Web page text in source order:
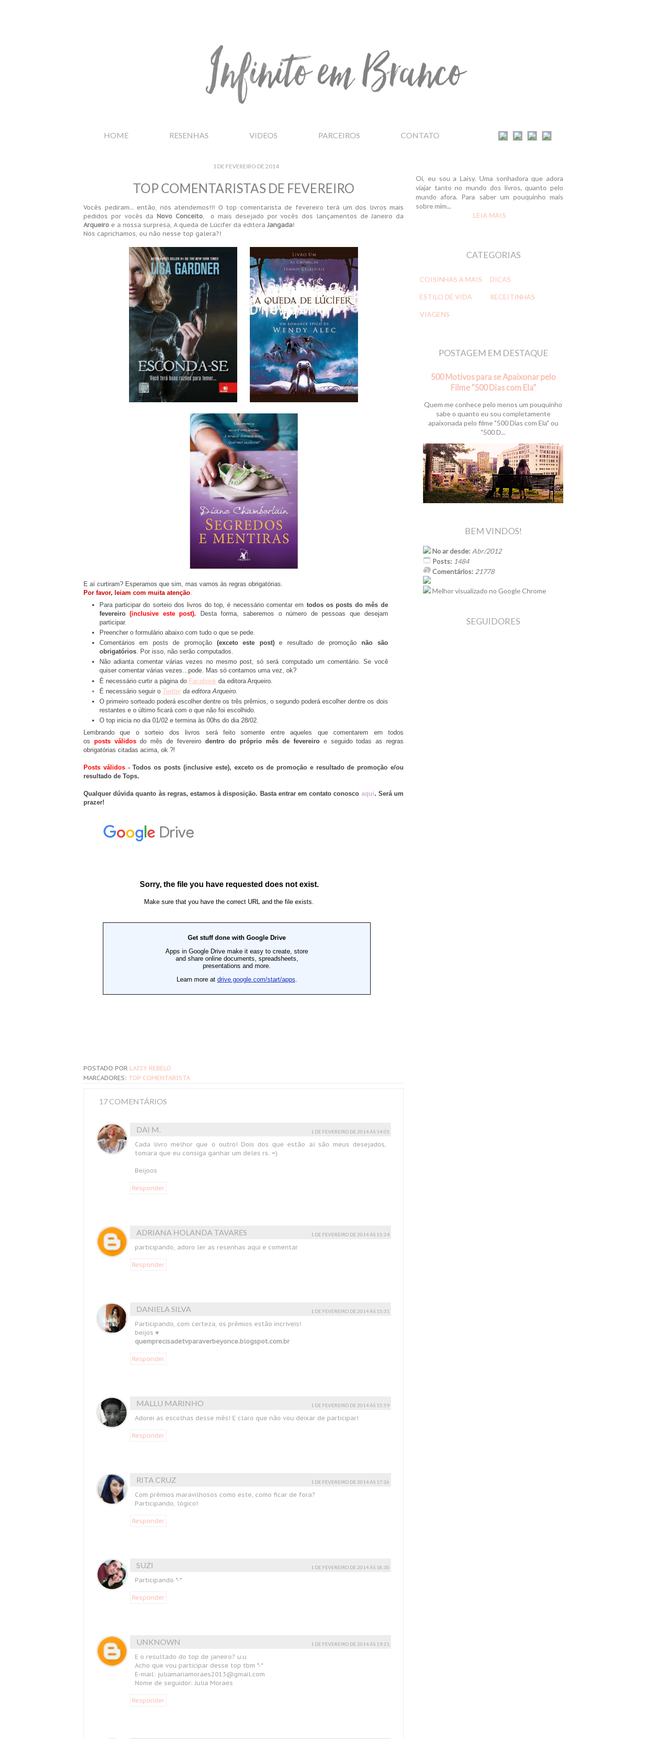
HOME RESENHAS VIDEOS PARCEIROS CONTATO
1 DE FEVEREIRO DE 2014
TOP COMENTARISTAS DE FEVEREIRO
Vocês pediram... então, nós atendemos!!! O top comentarista de fevereiro terá um dos livros mais
pedidos por vocês da Novo Conceito, o mais desejado por vocês dos lançamentos de Janeiro da
Arqueiro e a nossa surpresa, A queda de Lúcifer da editora Jangada!
Nós caprichamos, ou não nesse top galera?!
E aí curtiram? Esperamos que sim, mas vamos às regras obrigatórias.
Por favor, leiam com muita atenção.
Para participar do sorteio dos livros do top, é necessário comentar em todos os posts do mês de
fevereiro(inclusive este post). Desta forma, saberemos o número de pessoas que desejam
participar.
Preencher o formulário abaixo com tudo o que se pede.
Comentários em posts de promoção (exceto este post)e resultado de promoção não são
obrigatórios. Por isso, não serão computados.
Não adianta comentar várias vezes no mesmo post, só será computado um comentário. Se você
quiser comentar várias vezes...pode. Mas só contamos uma vez, ok?
É necessário curtir a página do Facebookda editora Arqueiro.
É necessário seguir o Twitterda editora Arqueiro.
O primeiro sorteado poderá escolher dentre os três prêmios, o segundo poderá escolher dentre os dois
restantes e o último ficará com o que não foi escolhido.
O top inicia no dia 01/02 e termina às 00hs do dia 28/02.
Lembrando que o sorteio dos livros será feito somente entre aqueles que comentarem em todos
os posts válidosdo mês de fevereiro dentro do próprio mês de fevereiroe seguido todas as regras
obrigatórias citadas acima, ok ?!
Posts válidos -Todos os posts (inclusive este), exceto os de promoção e resultado de promoção e/ou
resultado de Tops.
Qualquer dúvida quanto às regras, estamos à disposição. Basta entrar em contato conosco aqui. Será um
prazer!
POSTADO POR LAISY REBELO
MARCADORES: TOP COMENTARISTA
17 COMENTÁRIOS
DAI M. 1 DE FEVEREIRO DE 2014 ÀS 14:05
Cada livro melhor que o outro! Dois dos que estão aí são meus desejados,
tomara que eu consiga ganhar um deles rs. =)
Beijoos
Responder
ADRIANA HOLANDA TAVARES 1 DE FEVEREIRO DE 2014 ÀS 15:24
participando, adoro ler as resenhas aqui e comentar
Responder
DANIELA SILVA 1 DE FEVEREIRO DE 2014 ÀS 15:31
Participando, com certeza, os prêmios estão incríveis!
beijos ♥
quemprecisadetvparaverbeyonce.blogspot.com.br
Responder
MALLU MARINHO 1 DE FEVEREIRO DE 2014 ÀS 15:59
Adorei as escolhas desse mês! E claro que não vou deixar de participar!
Responder
RITA CRUZ 1 DE FEVEREIRO DE 2014 ÀS 17:26
Com prêmios maravilhosos como este, como ficar de fora?
Participando, lógico!
Responder
SUZI 1 DE FEVEREIRO DE 2014 ÀS 18:30
Participando *-*
Responder
UNKNOWN 1 DE FEVEREIRO DE 2014 ÀS 19:21
E o resultado do top de janeiro? u.u
Acho que vou participar desse top tbm *-*
E-mail: juliamariamoraes2013@gmail.com
Nome de seguidor: Julia Moraes
Responder
Oi, eu sou a Laisy. Uma sonhadora que adora
viajar tanto no mundo dos livros, quanto pelo
mundo afora. Para saber um pouquinho mais
sobre mim...
LEIA MAIS
CATEGORIAS
COISINHAS A MAIS DICAS
ESTILO DE VIDA RECEITINHAS
VIAGENS
POSTAGEM EM DESTAQUE
500 Motivos para se Apaixonar pelo
Filme "500 Dias com Ela"
Quem me conhece pelo menos um pouquinho
sabe o quanto eu sou completamente
apaixonada pelo filme "500 Dias com Ela" ou
"500 D...
BEM VINDOS!
No ar desde: Abr/2012
Posts: 1484
Comentários: 21778
Melhor visualizado no Google Chrome
SEGUIDORES